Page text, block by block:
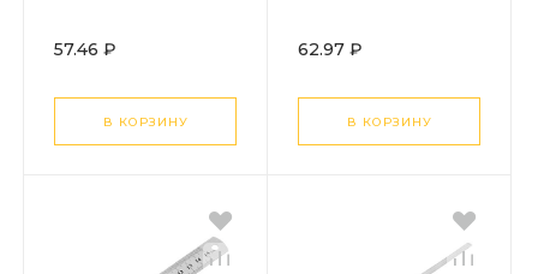
57.46 ₽
В КОРЗИНУ
62.97 ₽
В КОРЗИНУ